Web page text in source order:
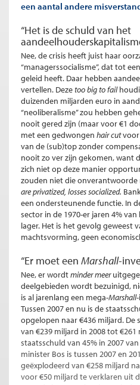
een aantal andere
“Het is de schuld van het
Nee, de crisis heeft juist haar
“managerssocialisme”, dat tot
geleid heeft. Daar hebben
vertellen. Dezetoo big to fail
duizenden miljarden euro in
“neoliberalisme” zou hebben
nooit gered zijn (maar voor €1
met een gedwongen hair cutvoor
van de (sub)top zonder
nooit zo ver zijn gekomen, want
zich niet op deze manier
zouden niet die onverantwoorde
are privatized, losses socialized.
een ondersteunende functie. In
sector in de 1970-er jaren 4% van
lager. Het is het gevolg geweest
machtsvorming, geen
“Er moet een Marshall-
Nee, er wordtminder meer
deelgebieden wordt bezuinigd,
is al jarenlang een mega-Marshall
Tussen 2007 en nu is de
opgelopen naar €436 miljard.
van €239 miljard in 2008 tot €261
staatsschuld van 45% in 2007
minister Bos is tussen 2007 en
geëxplodeerd van €258 miljard
voor €50 miljard te verklaren uit